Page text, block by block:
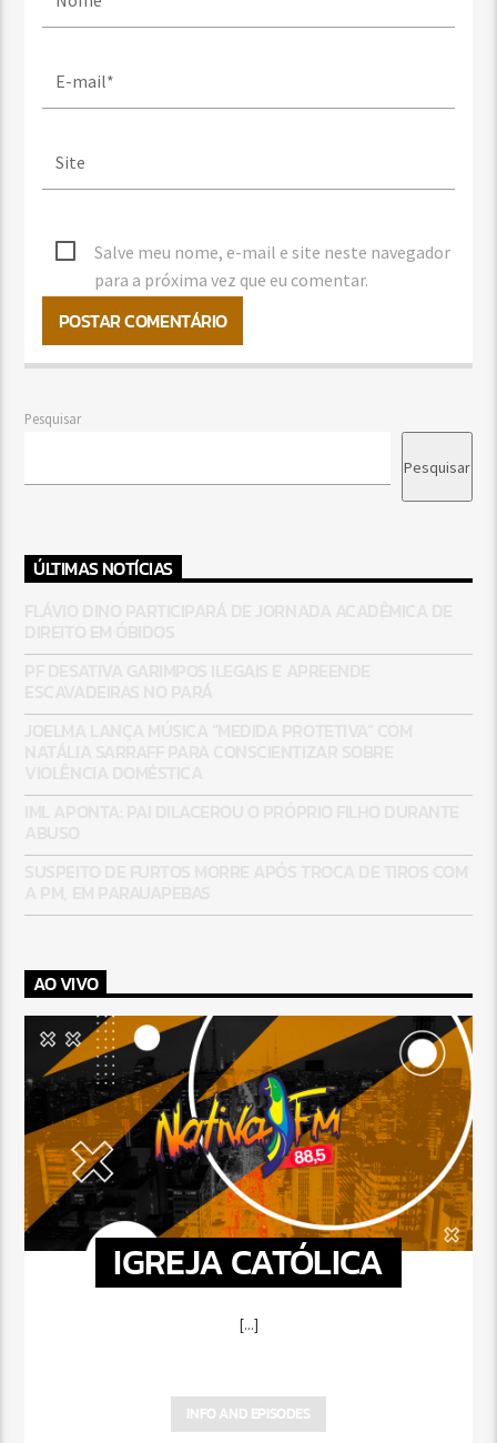
Salve meu nome, e-mail e site neste navegador
para a próxima vez que eu comentar.
Pesquisar
Pesquisar
ÚLTIMAS NOTÍCIAS
AO VIVO
IGREJA CATÓLICA
[...]
INFO AND EPISODES